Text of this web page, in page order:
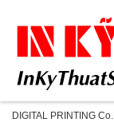
DIGITAL PRINTING